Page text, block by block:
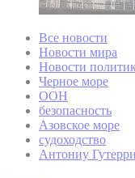
Все новости
Новости мира
Новости
Черное море
ООН
безопасность
Азовское море
судоходство
Антониу